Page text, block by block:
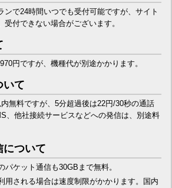
ンで24時間いつでも受付可能ですが、サイト
受付できない場合がございます。
円ですが、機種代が別途かかります。
いて
無料ですが、5分超過後は22円/30秒の通話
、他社接続サービスなどへの発信は、別途料
について
パケット通信も30GBまで無料。
用される場合は速度制限がかかります。国内